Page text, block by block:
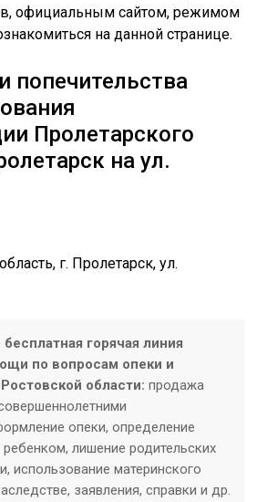
официальным сайтом, режимом
на данной странице.
попечительства
Пролетарского
на ул.
г. Пролетарск, ул.
горячая линия
по вопросам опеки и
области:продажа
опеки, определение
лишение родительских
использование материнского
заявления, справки и др.